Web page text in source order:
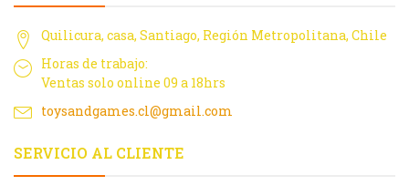
Quilicura, casa, Santiago, Región Metropolitana, Chile
Horas de trabajo:
Ventas solo online 09 a 18hrs
toysandgames.cl@gmail.com
SERVICIO AL CLIENTE